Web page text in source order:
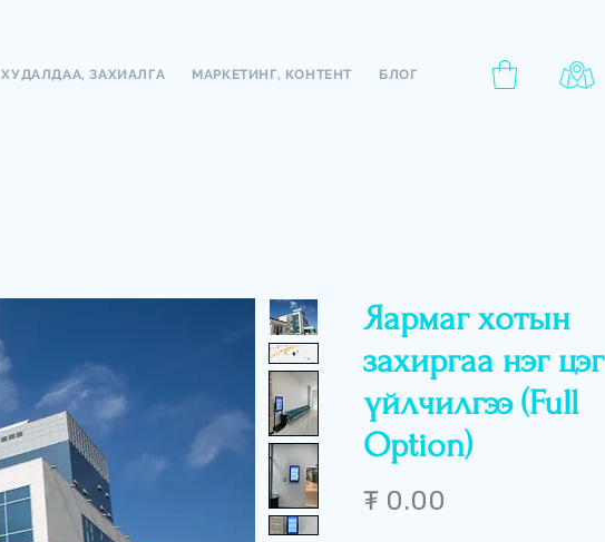
ХУДАЛДАА, ЗАХИАЛГА МАРКЕТИНГ, КОНТЕНТ БЛОГ
Яармаг хотын
захиргаа нэг цэг
үйлчилгээ (Full
Option)
₮ 0.00